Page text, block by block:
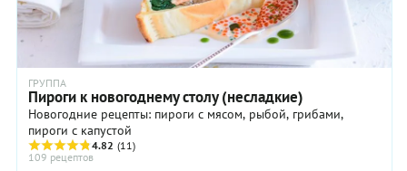
ГРУППА
Пироги к новогоднему столу (несладкие)
Новогодние рецепты: пироги с мясом, рыбой, грибами,
пироги с капустой
4.82 (11)
109 рецептов